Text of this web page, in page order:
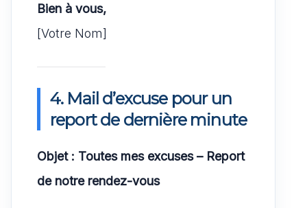
Bien à vous,
[Votre Nom]
4. Mail d’excuse pour un
report de dernière minute
Objet : Toutes mes excuses – Report
de notre rendez-vous